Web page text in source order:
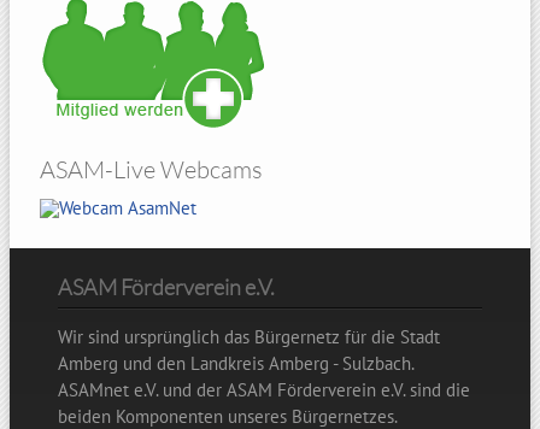
ASAM-Live Webcams
ASAM Förderverein e.V.
Wir sind ursprünglich das Bürgernetz für die Stadt
Amberg und den Landkreis Amberg - Sulzbach.
ASAMnet e.V. und der ASAM Förderverein e.V. sind die
beiden Komponenten unseres Bürgernetzes.